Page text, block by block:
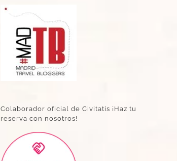
Colaborador oficial de Civitatis ¡Haz tu
reserva con nosotros!